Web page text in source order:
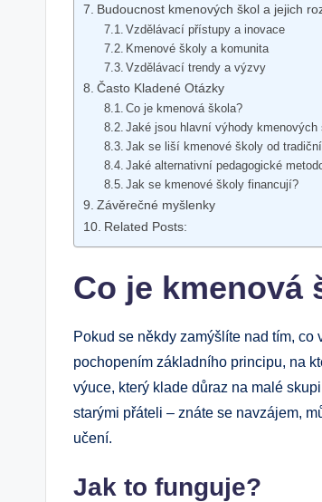
Budoucnost kmenových škol a jejich
Vzdělávací přístupy a inovace
Kmenové školy a komunita
Vzdělávací trendy a výzvy
Často Kladené Otázky
Co je kmenová škola?
Jaké jsou hlavní výhody kmenových
Jak se liší kmenové školy od
Jaké alternativní pedagogické
Jak se kmenové školy financují?
Závěrečné myšlenky
Related Posts:
Co je kmenová
Pokud se někdy zamýšlíte nad tím, co
pochopením základního principu, na
výuce, který klade důraz na malé
starými přáteli – znáte se navzájem,
učení.
Jak to funguje?